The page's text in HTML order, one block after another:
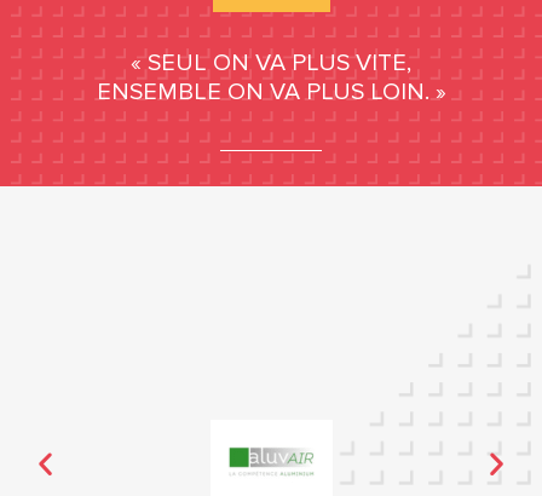
« SEUL ON VA PLUS VITE,
ENSEMBLE ON VA PLUS LOIN. »